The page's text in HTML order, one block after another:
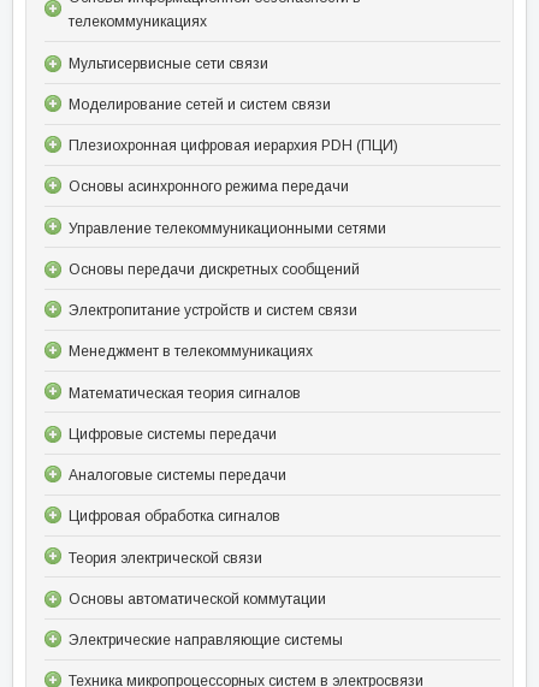
телекоммуникациях
Мультисервисные сети связи
Моделирование сетей и систем связи
Плезиохронная цифровая иерархия PDH (ПЦИ)
Основы асинхронного режима передачи
Управление телекоммуникационными сетями
Основы передачи дискретных сообщений
Электропитание устройств и систем связи
Менеджмент в телекоммуникациях
Математическая теория сигналов
Цифровые системы передачи
Аналоговые системы передачи
Цифровая обработка сигналов
Теория электрической связи
Основы автоматической коммутации
Электрические направляющие системы
Техника микропроцессорных систем в электросвязи